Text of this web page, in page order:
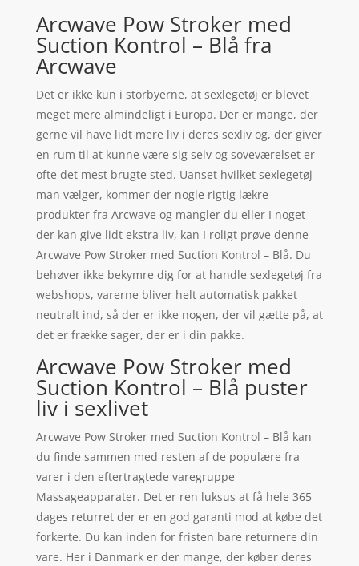
Arcwave Pow Stroker med
Suction Kontrol – Blå fra
Arcwave
Det er ikke kun i storbyerne, at sexlegetøj er blevet
meget mere almindeligt i Europa. Der er mange, der
gerne vil have lidt mere liv i deres sexliv og, der giver
en rum til at kunne være sig selv og soveværelset er
ofte det mest brugte sted. Uanset hvilket sexlegetøj
man vælger, kommer der nogle rigtig lækre
produkter fra Arcwave og mangler du eller I noget
der kan give lidt ekstra liv, kan I roligt prøve denne
Arcwave Pow Stroker med Suction Kontrol – Blå. Du
behøver ikke bekymre dig for at handle sexlegetøj fra
webshops, varerne bliver helt automatisk pakket
neutralt ind, så der er ikke nogen, der vil gætte på, at
det er frække sager, der er i din pakke.
Arcwave Pow Stroker med
Suction Kontrol – Blå puster
liv i sexlivet
Arcwave Pow Stroker med Suction Kontrol – Blå kan
du finde sammen med resten af de populære fra
varer i den eftertragtede varegruppe
Massageapparater. Det er ren luksus at få hele 365
dages returret der er en god garanti mod at købe det
forkerte. Du kan inden for fristen bare returnere din
vare. Her i Danmark er der mange, der køber deres